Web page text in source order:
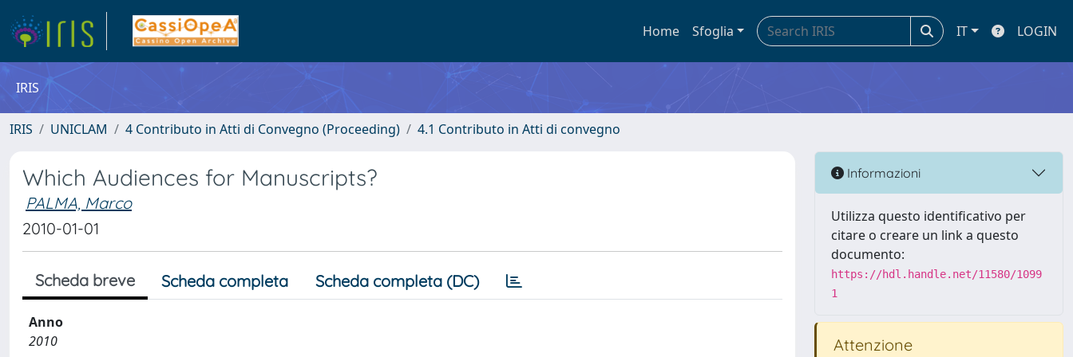
Home Sfoglia IT LOGIN
IRIS
IRIS UNICLAM 4 Contributo in Atti di Convegno (Proceeding) 4.1 Contributo in Atti di convegno
Which Audiences for Manuscripts?
PALMA, Marco
2010-01-01
Scheda breve Scheda completa Scheda completa (DC)
Anno
2010
Informazioni
Utilizza questo identificativo per
citare o creare un link a questo
documento:
https://hdl.handle.net/11580/1099
1
Attenzione